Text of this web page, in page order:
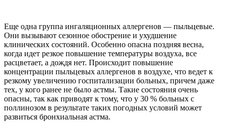
Еще одна группа ингаляционных аллергенов — пыльцевые.
Они вызывают сезонное обострение и ухудшение
клинических состояний. Особенно опасна поздняя весна,
когда идет резкое повышение температуры воздуха, все
расцветает, а дождя нет. Происходит повышение
концентрации пыльцевых аллергенов в воздухе, что ведет к
резкому увеличению госпитализации больных, причем даже
тех, у кого ранее не было астмы. Такие состояния очень
опасны, так как приводят к тому, что у 30 % больных с
поллинозом в результате таких погодных условий может
развиться бронхиальная астма.